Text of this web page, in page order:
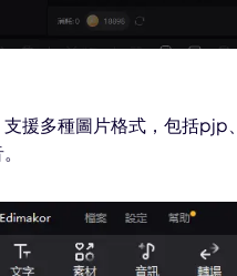
支援多種圖片格式，包括